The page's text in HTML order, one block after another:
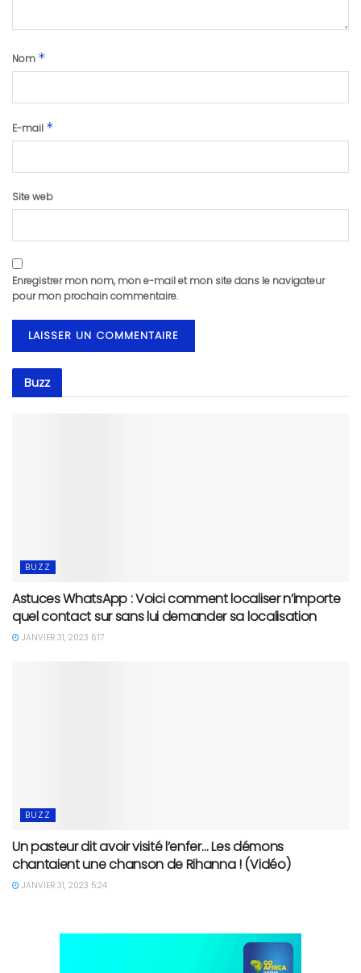
Nom *
E-mail *
Site web
Enregistrer mon nom, mon e-mail et mon site dans le navigateur
pour mon prochain commentaire.
Buzz
BUZZ
Astuces WhatsApp : Voici comment localiser n’importe
quel contact sur sans lui demander sa localisation
JANVIER 31, 2023 6:17
BUZZ
Un pasteur dit avoir visité l’enfer… Les démons
chantaient une chanson de Rihanna ! (Vidéo)
JANVIER 31, 2023 5:24